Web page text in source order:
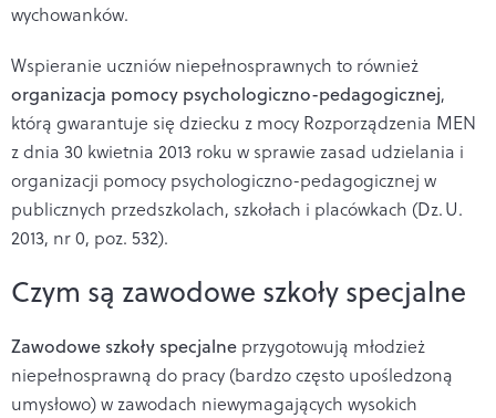
wychowanków.
Wspieranie uczniów niepełnosprawnych to również
organizacja pomocy psychologiczno-pedagogicznej,
którą gwarantuje się dziecku z mocy Rozporządzenia MEN
z dnia 30 kwietnia 2013 roku w sprawie zasad udzielania i
organizacji pomocy psychologiczno-pedagogicznej w
publicznych przedszkolach, szkołach i placówkach (Dz. U.
2013, nr 0, poz. 532).
Czym są zawodowe szkoły specjalne
Zawodowe szkoły specjalne przygotowują młodzież
niepełnosprawną do pracy (bardzo często upośledzoną
umysłowo) w zawodach niewymagających wysokich